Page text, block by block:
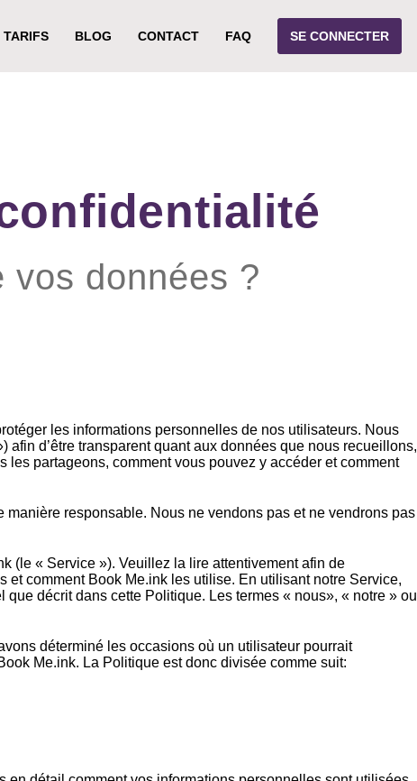
TARIFS BLOG CONTACT FAQ SE CONNECTER
vos données ?
les informations personnelles de nos utilisateurs. Nous
d’être transparent quant aux données que nous recueillons,
partageons, comment vous pouvez y accéder et comment
responsable. Nous ne vendons pas et ne vendrons pas
(le « Service »). Veuillez la lire attentivement afin de
comment Book Me.ink les utilise. En utilisant notre Service,
décrit dans cette Politique. Les termes « nous», « notre » ou
déterminé les occasions où un utilisateur pourrait
Me.ink. La Politique est donc divisée comme suit: